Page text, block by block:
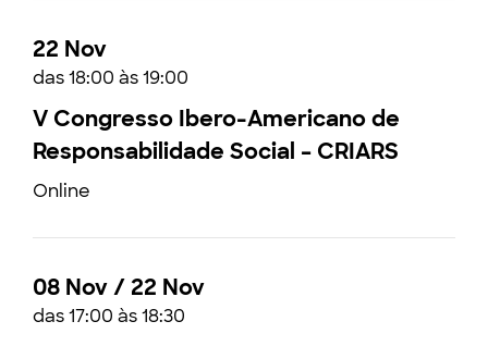
22 Nov
das 18:00 às 19:00
V Congresso Ibero-Americano de
Responsabilidade Social – CRIARS
Online
08 Nov / 22 Nov
das 17:00 às 18:30